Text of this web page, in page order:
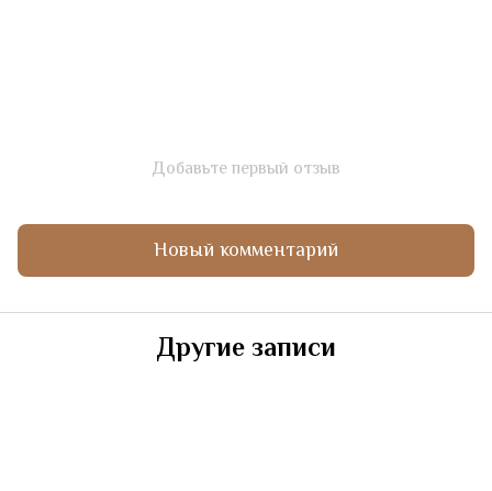
Добавьте первый отзыв
Новый комментарий
Другие записи